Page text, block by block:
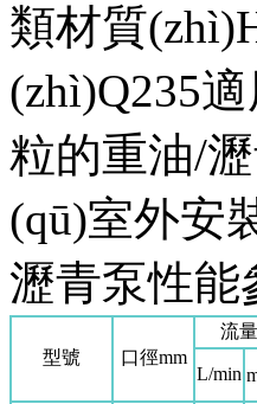
類材質
(zhì)Q235
粒的重油/
(qū)室外安
瀝青泵性能
型號 口徑mm
流量
L/min